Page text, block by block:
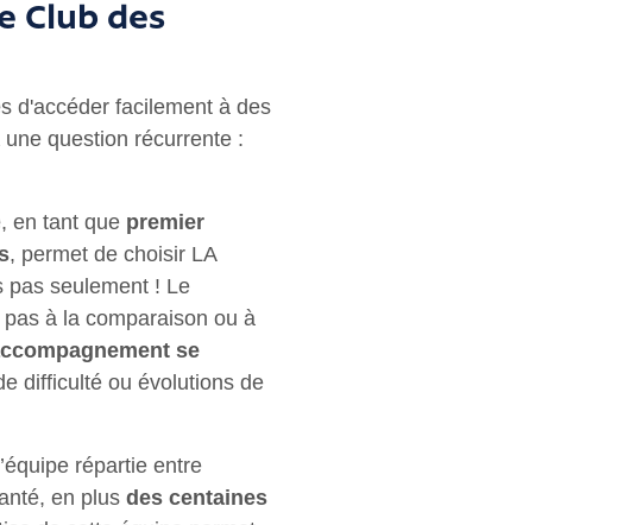
Club des
d'accéder facilement à des
question récurrente :
en tant que premier
, permet de choisir LA
pas seulement ! Le
à la comparaison ou à
se
difficulté ou évolutions de
répartie entre
en plus des centaines